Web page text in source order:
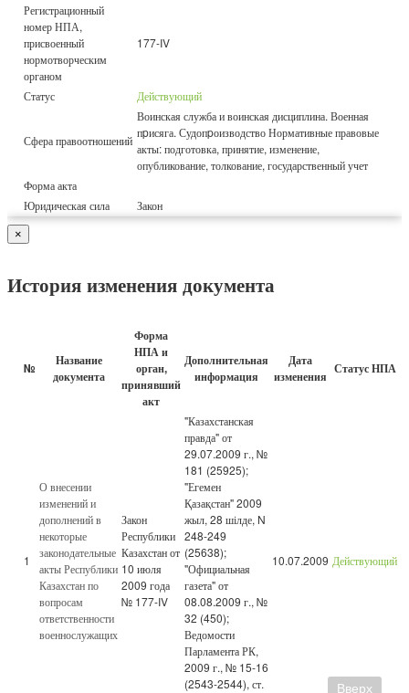
Регистрационный
номер НПА,
присвоенный
нормотворческим
органом
177-IV
Статус Действующий
Сфера правоотношений
Воинская служба и воинская дисциплина. Военная
пpисяга. Судопpоизводство Нормативные правовые
акты: подготовка, принятие, изменение,
опубликование, толкование, государственный учет
Форма акта
Юридическая сила
Закон
×
История изменения документа
№
Название
документа
Форма
НПА и
орган,
принявший
акт
Дополнительная
информация
Дата
изменения Статус НПА
1
О внесении
изменений и
дополнений в
некоторые
законодательные
акты Республики
Казахстан по
вопросам
ответственности
военнослужащих
Закон
Республики
Казахстан от
10 июля
2009 года
№ 177-IV
"Казахстанская
правда" от
29.07.2009 г., №
181 (25925);
"Егемен
Қазақстан" 2009
жыл, 28 шілде, N
248-249
(25638);
"Официальная
газета" от
08.08.2009 г., №
32 (450);
Ведомости
Парламента РК,
2009 г., № 15-16
(2543-2544), ст.
10.07.2009 Действующий
Вверх